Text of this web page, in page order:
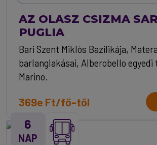
AZ OLASZ CSIZMA
PUGLIA
Bari Szent Miklós Bazilikája, Matera
barlanglakásai, Alberobello egyedi
Marino.
369e Ft/fő-től
6
NAP